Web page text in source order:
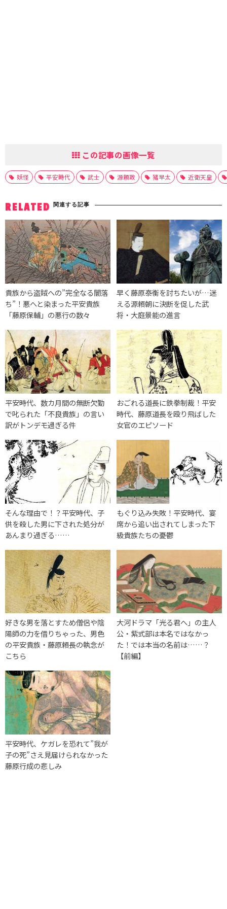
この記事の画像一覧
妖怪 平安時代 武士 源頼政 猪早太 近衛天皇
RELATED 関連する記事
貴族から盗賊への”完全なる闇落
ち”！悪へと染まった平安貴族
「藤原保輔」の悪行の数々
早く藤原泰衡を討ちたいが…迷
える源頼朝に決断を促した武
将・大庭景能の進言
平安時代、数カ月間の無断欠勤
で叱られた「不良貴族」の言い
訳がトンデモ過ぎる件
おごれる道長に鉄拳制裁！平安
時代、藤原道長を殴り飛ばした
女官のエピソード
そんな理由で！？平安時代、子
供を殺した男に下された処分が
あんまり過ぎる……
もぐり込み失敗！平安時代、宴
席から追い出されてしまった下
級貴族たちの憂鬱
好きな男を落とすため僧侶や陰
陽師の力を借りちゃった、男色
の平安貴族・藤原頼長の執念が
こちら
大河ドラマ「光る君へ」の主人
公・紫式部は本名ではなかっ
た！では本当の名前は……？
【前編】
平安時代、ケガレを恐れて”我が
子の死”さえ見届けられなかった
藤原行成の悲しみ